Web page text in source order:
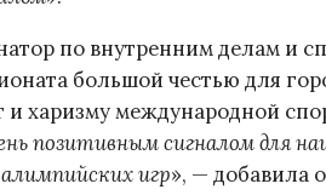
по внутренним делам и
большой честью для
и харизму международной
позитивным сигналом для
игр», — добавила